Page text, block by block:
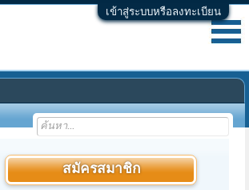
เข้าสู่ระบบหรือลงทะเบียน
สมัครสมาชิก